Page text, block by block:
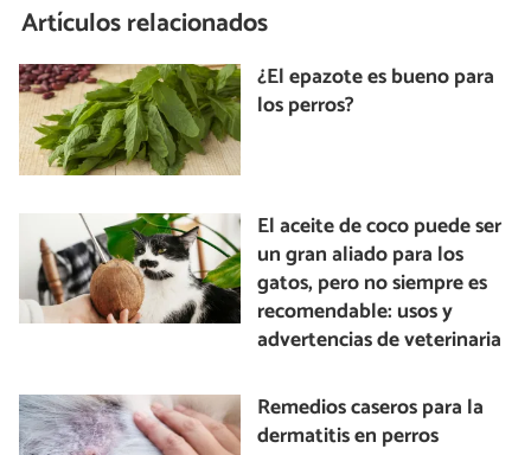
Artículos relacionados
¿El epazote es bueno para
los perros?
El aceite de coco puede ser
un gran aliado para los
gatos, pero no siempre es
recomendable: usos y
advertencias de veterinaria
Remedios caseros para la
dermatitis en perros